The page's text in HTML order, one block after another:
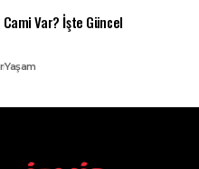
Cami Var? İşte Güncel
Yaşam